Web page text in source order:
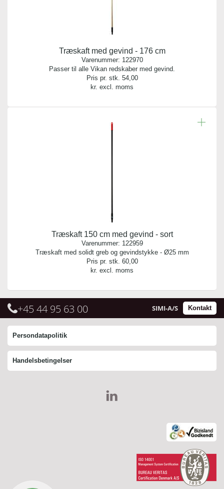
Træskaft med gevind - 176 cm
Varenummer: 122970
Passer til alle Vikan redskaber med gevind.
Pris pr. stk. 54,00
kr. excl. moms
Træskaft 150 cm med gevind - sort
Varenummer: 122959
Træskaft med solidt greb og gevindstykke - Ø25 mm
Pris pr. stk. 60,00
kr. excl. moms
+45 44 95 63 00 Kontakt
SIMI-A/S
Persondatapolitik
Handelsbetingelser